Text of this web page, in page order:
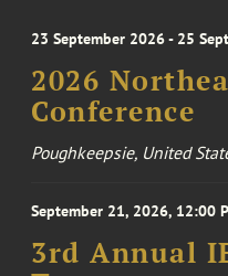
23 September 2026 - 25
2026
Conference
Poughkeepsie, United
September 21, 2026, 12:00
3rd Annual